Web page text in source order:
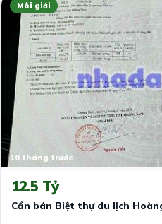
Môi giới
10 tháng trước
12.5 Tỷ
Cần bán Biệt thự du lịch